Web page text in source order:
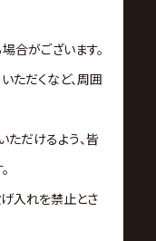
合がございます。
ただくなど、周囲
だけるよう、皆
入れを禁止とさ